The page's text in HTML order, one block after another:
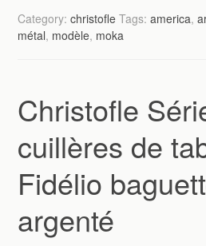
Category:christofle Tags:america,
métal, modèle, moka
Christofle
cuillères de
Fidélio
argenté